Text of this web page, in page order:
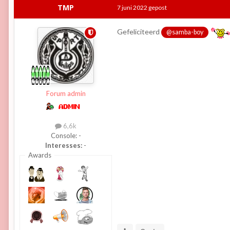
TMP
Forum admin
6,6k
Console: -
Interesses: -
Awards
7 juni 2022 gepost
Gefeliciteerd @samba-boy